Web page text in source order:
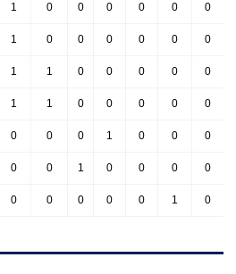
1 0 0 0 0 0 0
1 0 0 0 0 0 0
1 1 0 0 0 0 0
1 1 0 0 0 0 0
0 0 0 1 0 0 0
0 0 1 0 0 0 0
0 0 0 0 0 1 0